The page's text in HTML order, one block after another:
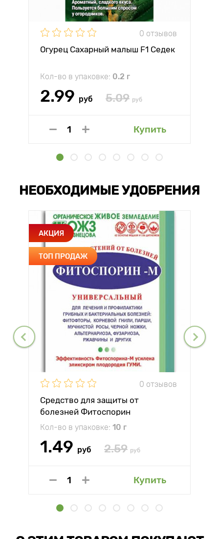
0 отзывов
Огурец Сахарный малыш F1 Седек
Кол-во в упаковке: 0.2 г
2.99 руб 5.09 руб
Купить
НЕОБХОДИМЫЕ УДОБРЕНИЯ
АКЦИЯ
ТОП ПРОДАЖ
0 отзывов
Средство для защиты от
болезней Фитоспорин
Кол-во в упаковке: 10 г
1.49 руб 2.59 руб
Купить